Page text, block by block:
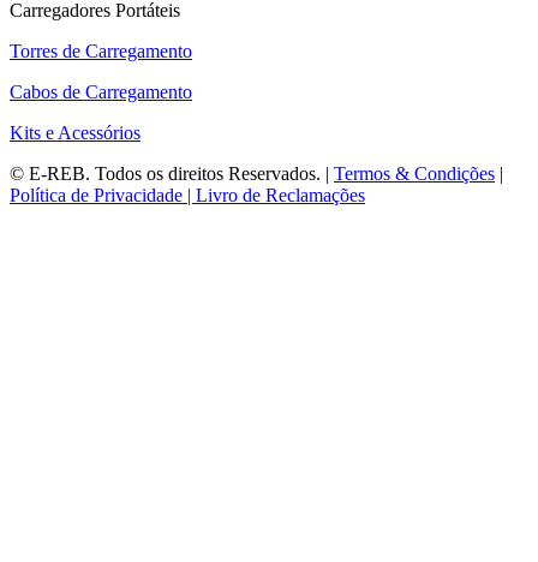
Carregadores Portáteis
Torres de Carregamento
Cabos de Carregamento
Kits e Acessórios
© E-REB. Todos os direitos Reservados. | Termos & Condições |
Política de Privacidade | Livro de Reclamações